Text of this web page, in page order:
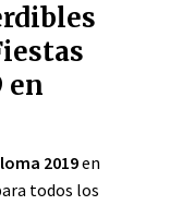
en
2019en
todos los